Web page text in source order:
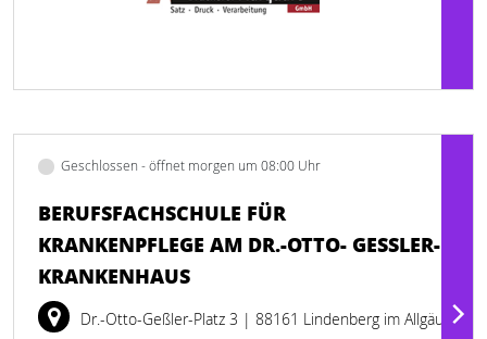
Geschlossen - öffnet morgen um 08:00 Uhr
BERUFSFACHSCHULE FÜR
KRANKENPFLEGE AM DR.-OTTO- GESSLER-
KRANKENHAUS
Dr.-Otto-Geßler-Platz 3 | 88161 Lindenberg im Allgäu